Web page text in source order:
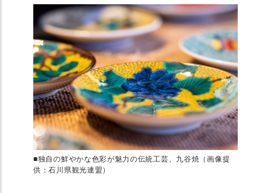
■独自の鮮やかな色彩が魅力の伝統工芸、九谷焼（画像提
供：石川県観光連盟）